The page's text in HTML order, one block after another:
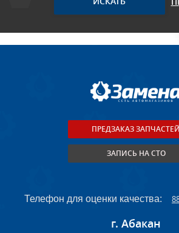
ПРЕДЗАКАЗ ЗАПЧАСТЕЙ
ЗАПИСЬ НА СТО
Телефон для оценки качества:
г. Абакан